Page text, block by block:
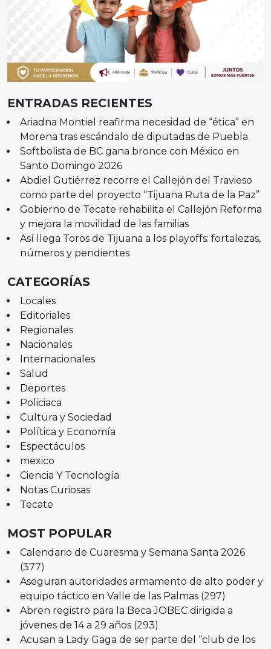
ENTRADAS RECIENTES
Ariadna Montiel reafirma necesidad de “ética” en
Morena tras escándalo de diputadas de Puebla
Softbolista de BC gana bronce con México en
Santo Domingo 2026
Abdiel Gutiérrez recorre el Callejón del Travieso
como parte del proyecto “Tijuana Ruta de la Paz”
Gobierno de Tecate rehabilita el Callejón Reforma
y mejora la movilidad de las familias
Así llega Toros de Tijuana a los playoffs: fortalezas,
números y pendientes
CATEGORÍAS
Locales
Editoriales
Regionales
Nacionales
Internacionales
Salud
Deportes
Policiaca
Cultura y Sociedad
Política y Economía
Espectáculos
mexico
Ciencia Y Tecnología
Notas Curiosas
Tecate
MOST POPULAR
Calendario de Cuaresma y Semana Santa 2026
(377)
Aseguran autoridades armamento de alto poder y
equipo táctico en Valle de las Palmas (297)
Abren registro para la Beca JOBEC dirigida a
jóvenes de 14 a 29 años (293)
Acusan a Lady Gaga de ser parte del “club de los